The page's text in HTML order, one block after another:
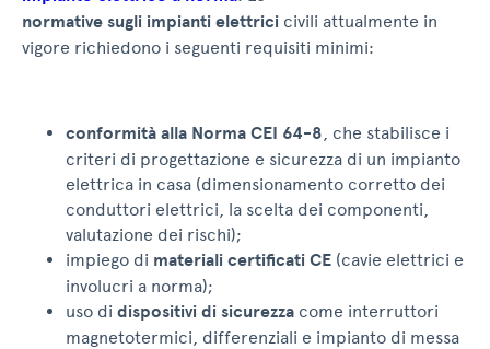
normative sugli impianti elettrici civili attualmente in
vigore richiedono i seguenti requisiti minimi:
conformità alla Norma CEI 64-8, che stabilisce i
criteri di progettazione e sicurezza di un impianto
elettrica in casa (dimensionamento corretto dei
conduttori elettrici, la scelta dei componenti,
valutazione dei rischi);
impiego di materiali certificati CE (cavie elettrici e
involucri a norma);
uso di dispositivi di sicurezza come interruttori
magnetotermici, differenziali e impianto di messa